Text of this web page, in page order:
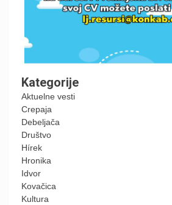
Kategorije
Aktuelne vesti
Crepaja
Debeljača
Društvo
Hírek
Hronika
Idvor
Kovačica
Kultura